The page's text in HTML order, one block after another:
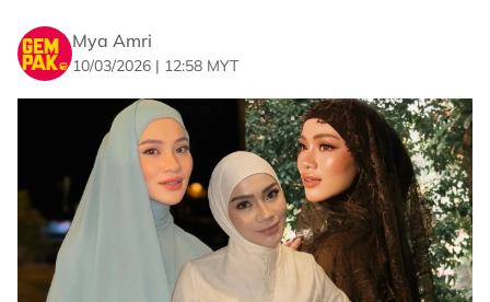
Dalam hantaran yang sama, Cakra berpendapat
apabila seseorang itu sudah tiada kelak, perkara yang
akan terus dikenang adalah kesan dan perasaan yang
ditinggalkan kepada mereka sepanjang menjalani
kehidupan.
Mya Amri
10/03/2026 | 12:58 MYT